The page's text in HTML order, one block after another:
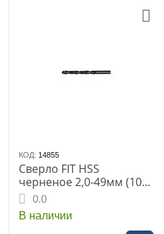
КОД: 14855
Сверло FIT HSS
черненое 2,0-49мм (10
шт) (33520i)
0.0
В наличии